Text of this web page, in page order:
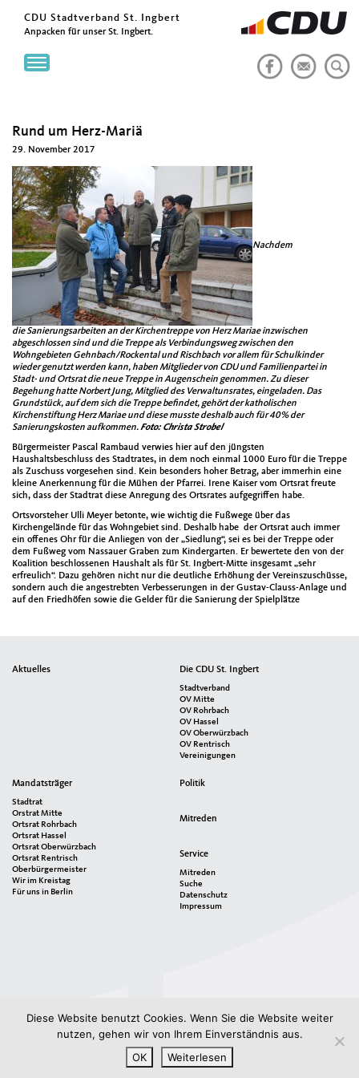
CDU Stadtverband St. Ingbert
Anpacken für unser St. Ingbert.
Toggle
navigation
Rund um Herz-Mariä
29. November 2017
Nachdem
dieSanierungsarbeiten an der Kirchentreppe von Herz Mariae inzwischen
abgeschlossen sind und die Treppe als Verbindungsweg zwischen den
Wohngebieten Gehnbach/Rockental und Rischbach vor allem für Schulkinder
wieder genutzt werden kann, haben Mitglieder von CDU und Familienpartei in
Stadt- und Ortsrat die neue Treppe in Augenschein genommen.Zu dieser
Begehung hatte Norbert Jung, Mitglied des Verwaltunsrates, eingeladen. Das
Grundstück, auf dem sich die Treppe befindet, gehört der katholischen
Kirchenstiftung Herz Mariae und diese musstedeshalb auch für 40% der
Sanierungskosten aufkommen.Foto: Christa Strobel
Bürgermeister Pascal Rambaud verwies hier auf den jüngsten
Haushaltsbeschluss des Stadtrates, in dem noch einmal 1000 Euro für die Treppe
als Zuschuss vorgesehen sind. Kein besonders hoher Betrag, aber immerhin eine
kleine Anerkennung für die Mühen der Pfarrei. Irene Kaiser vom Ortsrat freute
sich, dass der Stadtrat diese Anregung des Ortsrates aufgegriffen habe.
Ortsvorsteher Ulli Meyer betonte, wie wichtig die Fußwege über das
Kirchengelände für das Wohngebiet sind. Deshalb habe der Ortsrat auch immer
ein offenes Ohr für die Anliegen von der „Siedlung“, sei es bei der Treppe oder
dem Fußweg vom Nassauer Graben zum Kindergarten. Er bewertete den von der
Koalition beschlossenen Haushalt als für St. Ingbert-Mitte insgesamt „sehr
erfreulich“. Dazu gehören nicht nur die deutliche Erhöhung der Vereinszuschüsse,
sondern auch die angestrebten Verbesserungen in der Gustav-Clauss-Anlage und
auf den Friedhöfen sowie die Gelder für die Sanierung derSpielplätze
Seitenübersicht
Aktuelles Die CDU St. Ingbert
Stadtverband
OV Mitte
OV Rohrbach
OV Hassel
OV Oberwürzbach
OV Rentrisch
Vereinigungen
Mandatsträger
Stadtrat
Orstrat Mitte
Ortsrat Rohrbach
Ortsrat Hassel
Ortsrat Oberwürzbach
Ortsrat Rentrisch
Oberbürgermeister
Wir im Kreistag
Für uns in Berlin
Politik
Mitreden
Service
Mitreden
Suche
Datenschutz
Impressum
©2026 CDU Stadtverband St. Ingbert
Diese Website benutzt Cookies. Wenn Sie die Website weiter
nutzen, gehen wir von Ihrem Einverständnis aus.
OK
Weiterlesen